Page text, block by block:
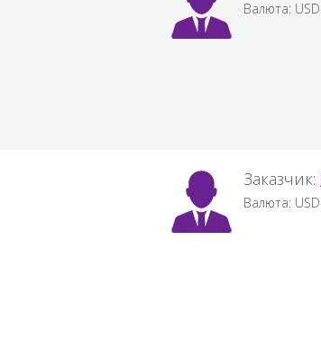
Валюта: USD
Заказчик:
Валюта: USD